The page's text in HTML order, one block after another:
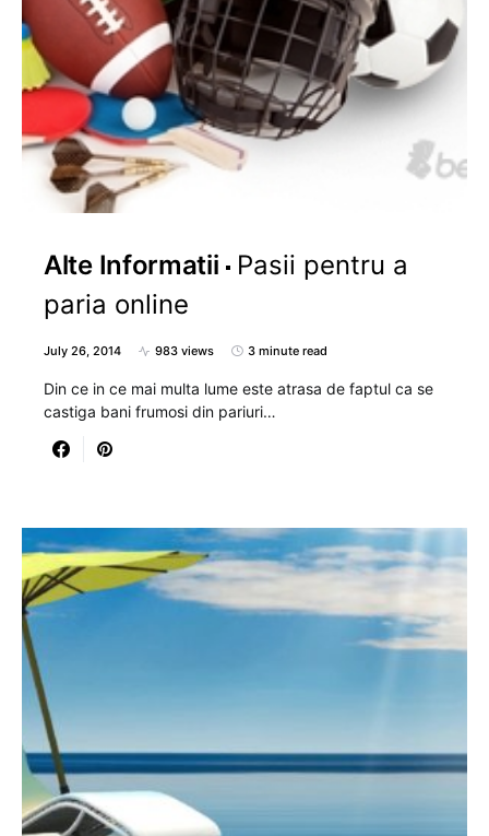
Alte Informatii
Pasii pentru a
paria online
July 26, 2014 983 views 3 minute read
Din ce in ce mai multa lume este atrasa de faptul ca se
castiga bani frumosi din pariuri…